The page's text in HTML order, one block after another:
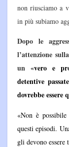
non riusciamo a
in più subiamo
Dopo le
l’attenzione
un «vero e
detentive
dovrebbe essere
«Non è possibile
questi episodi.
gli devono